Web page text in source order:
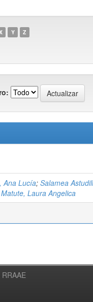
Y Z
Ana Lucía; Salamea
Laura Angelica